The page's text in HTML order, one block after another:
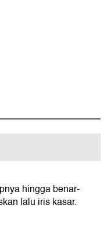
hingga benar-
lalu iris kasar.